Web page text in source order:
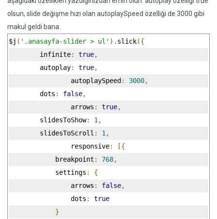
olsun, slide değişme hızı olan autoplaySpeed özelliği de 3000 gibi
makul geldi bana.
$j ( '.anasayfa-slider > ul' ). slick({
        infinite
: true,
        autoplay
: true,
		autoplaySpeed
: 3000,
        dots
: false,
		arrows
: true,
        slidesToShow
: 1 ,
        slidesToScroll
: 1 ,
		responsive
:
[{
            breakpoint
: 768,
            settings
:
{
                arrows
: false,
                dots
:
true
}